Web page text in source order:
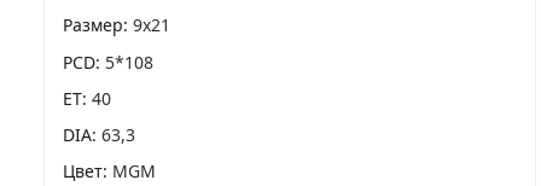
Размер 9x21
PCD 5*108
ET 40
DIA 63,3
Цвет MGM